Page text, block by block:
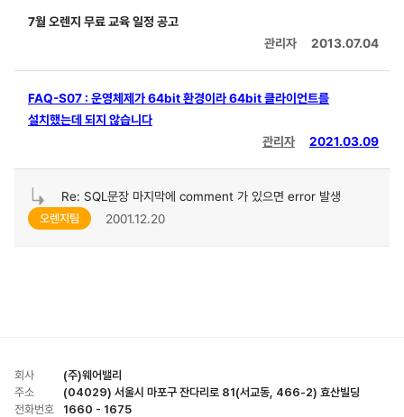
7월 오렌지 무료 교육 일정 공고
관리자
2013.07.04
FAQ-S07 : 운영체제가 64bit 환경이라 64bit 클라이언트를
설치했는데 되지 않습니다
관리자
2021.03.09
Re: SQL문장 마지막에 comment 가 있으면 error 발생
오렌지팀 2001.12.20
회사
(주)웨어밸리
주소
(04029) 서울시 마포구 잔다리로 81(서교동, 466-2) 효산빌딩
전화번호
1660 - 1675